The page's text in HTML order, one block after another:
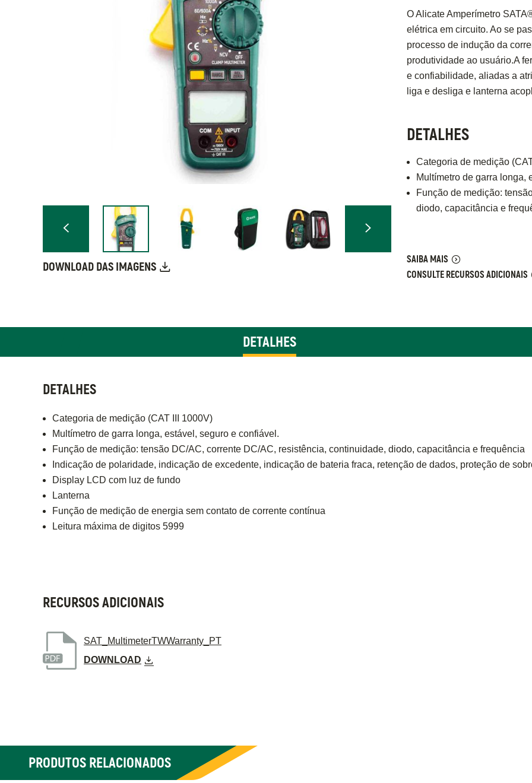
DOWNLOAD DAS IMAGENS
O Alicate Amperímetro
elétrica em circuito. Ao se
processo de indução da
produtividade ao usuário.​A
e confiabilidade, aliadas a
liga e desliga e lanterna
DETALHES
Categoria de medição
Multímetro de garra longa,
Função de medição:
diodo, capacitância e
SAIBA MAIS
CONSULTE RECURSOS ADICIONAIS
DETALHES
DETALHES
Categoria de medição (CAT III 1000V)​
Multímetro de garra longa, estável, seguro e confiável.
Função de medição: tensão DC/AC, corrente DC/AC, resistência, continuidade, diodo, capacitância e frequência
Indicação de polaridade, indicação de excedente, indicação de bateria fraca, retenção de dados, proteção de
Display LCD com luz de fundo
Lanterna
Função de medição de energia sem contato de corrente contínua
Leitura máxima de digitos 5999
RECURSOS ADICIONAIS
SAT_MultimeterTWWarranty_PT
DOWNLOAD
PRODUTOS RELACIONADOS